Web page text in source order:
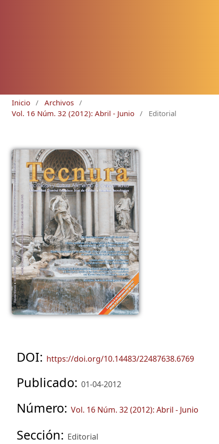
Inicio / Archivos /
Vol. 16 Núm. 32 (2012): Abril - Junio / Editorial
DOI: https://doi.org/10.14483/22487638.6769
Publicado: 01-04-2012
Número: Vol. 16 Núm. 32 (2012): Abril - Junio
Sección: Editorial